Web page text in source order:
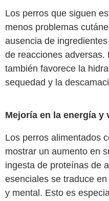
Los perros que siguen
menos problemas
ausencia de
de reacciones adversas.
también favorece la
sequedad y la
Mejoría en la energía y
Los perros alimentados
mostrar un aumento en
ingesta de proteínas de
esenciales se traduce
y mental. Esto es